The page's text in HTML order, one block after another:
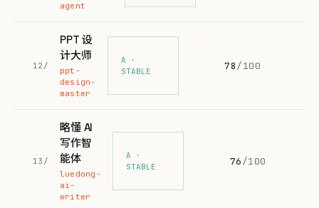
agent
12/
PPT 设
计大师
ppt-
design-
master
A ·
STABLE
78/100
13/
略懂 AI
写作智
能体
luedong-
ai-
writer
A ·
STABLE
76/100